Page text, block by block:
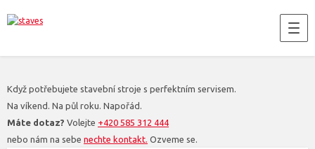
Když potřebujete stavební stroje s perfektním servisem.
Na víkend. Na půl roku. Napořád.
Máte dotaz? Volejte +420 585 312 444
nebo nám na sebe nechte kontakt. Ozveme se.